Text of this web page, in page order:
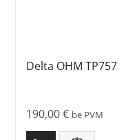
Delta OHM TP757
190,00€ be PVM